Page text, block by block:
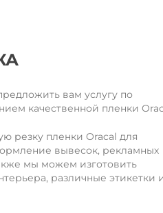
вам услугу по
качественной пленки
резку пленки Oracal для
вывесок, рекламных
мы можем изготовить
различные этикетки